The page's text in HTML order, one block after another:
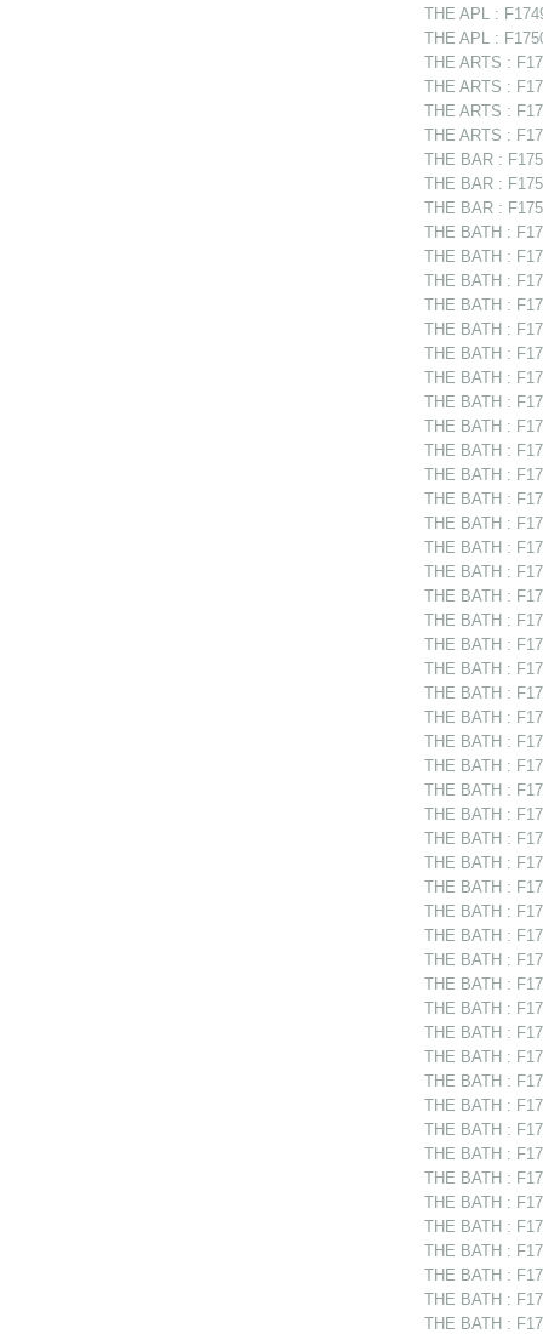
THE APL :
THE APL :
THE ARTS :
THE ARTS :
THE ARTS :
THE ARTS :
THE BAR :
THE BAR :
THE BAR :
THE BATH :
THE BATH :
THE BATH :
THE BATH :
THE BATH :
THE BATH :
THE BATH :
THE BATH :
THE BATH :
THE BATH :
THE BATH :
THE BATH :
THE BATH :
THE BATH :
THE BATH :
THE BATH :
THE BATH :
THE BATH :
THE BATH :
THE BATH :
THE BATH :
THE BATH :
THE BATH :
THE BATH :
THE BATH :
THE BATH :
THE BATH :
THE BATH :
THE BATH :
THE BATH :
THE BATH :
THE BATH :
THE BATH :
THE BATH :
THE BATH :
THE BATH :
THE BATH :
THE BATH :
THE BATH :
THE BATH :
THE BATH :
THE BATH :
THE BATH :
THE BATH :
THE BATH :
THE BATH :